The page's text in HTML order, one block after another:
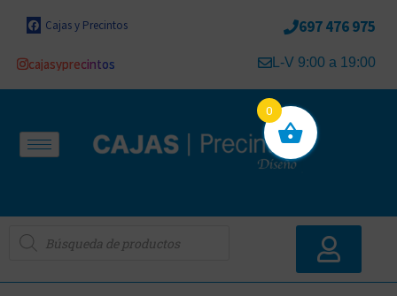
Cajas y Precintos
cajasyprecintos
697 476 975
L-V 9:00 a 19:00
0